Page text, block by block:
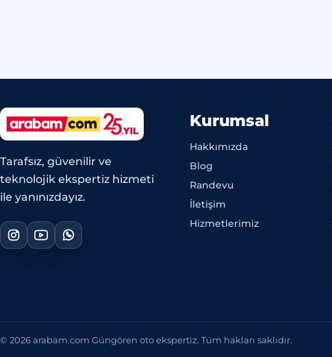
Tarafsız, güvenilir ve
teknolojik ekspertiz hizmeti
ile yanınızdayız.
Kurumsal
Hakkımızda
Blog
Randevu
İletişim
Hizmetlerimiz
© 2026 arabam.com Güngören oto ekspertiz. Tüm hakları saklıdır.